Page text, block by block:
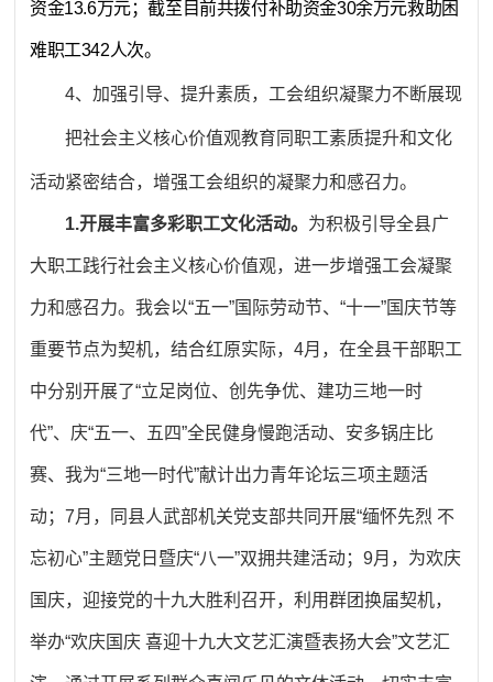
资金13.6万元；截至目前共拨付补助资金30余万元救助困
难职工342人次。
4、加强引导、提升素质，工会组织凝聚力不断展现
把社会主义核心价值观教育同职工素质提升和文化
活动紧密结合，增强工会组织的凝聚力和感召力。
1.开展丰富多彩职工文化活动。 为积极引导全县广
大职工践行社会主义核心价值观，进一步增强工会凝聚
力和感召力。我会以“五一”国际劳动节、“十一”国庆节等
重要节点为契机，结合红原实际，4月，在全县干部职工
中分别开展了“立足岗位、创先争优、建功三地一时
代”、庆“五一、五四”全民健身慢跑活动、安多锅庄比
赛、我为“三地一时代”献计出力青年论坛三项主题活
动；7月，同县人武部机关党支部共同开展“缅怀先烈 不
忘初心”主题党日暨庆“八一”双拥共建活动；9月，为欢庆
国庆，迎接党的十九大胜利召开，利用群团换届契机，
举办“欢庆国庆 喜迎十九大文艺汇演暨表扬大会”文艺汇